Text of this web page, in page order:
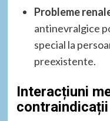
Probleme
antinevralgice
special la
preexistente.
Interacțiuni
contraindicații